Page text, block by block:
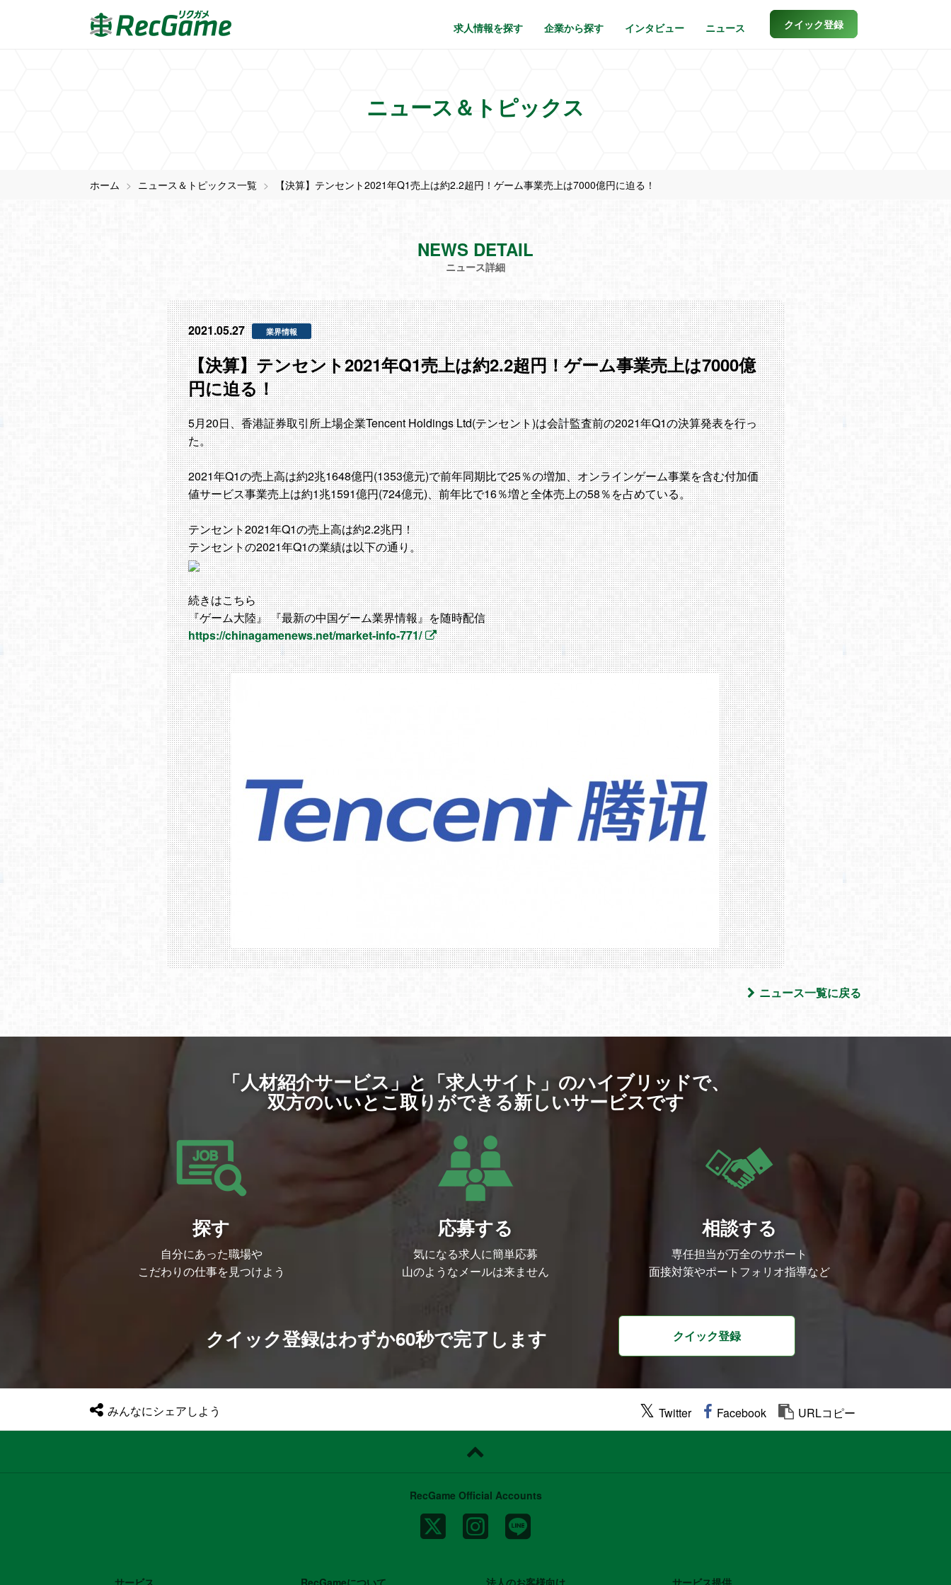
求人情報を探す 企業から探す インタビュー ニュース クイック登録
ニュース＆トピックス
ホーム ニュース＆トピックス一覧 【決算】テンセント2021年Q1売上は約2.2超円！ゲーム事業売上は7000億円に迫る！
NEWS DETAIL
ニュース詳細
2021.05.27 業界情報
【決算】テンセント2021年Q1売上は約2.2超円！ゲーム事業売上は7000億
円に迫る！
5月20日、香港証券取引所上場企業Tencent Holdings Ltd(テンセント)は会計監査前の2021年Q1の決算発表を行っ
た。
2021年Q1の売上高は約2兆1648億円(1353億元)で前年同期比で25％の増加、オンラインゲーム事業を含む付加価
値サービス事業売上は約1兆1591億円(724億元)、前年比で16％増と全体売上の58％を占めている。
テンセント2021年Q1の売上高は約2.2兆円！
テンセントの2021年Q1の業績は以下の通り。
続きはこちら
『ゲーム大陸』 『最新の中国ゲーム業界情報』を随時配信
https://chinagamenews.net/market-info-771/
ニュース一覧に戻る
「人材紹介サービス」と「求人サイト」のハイブリッドで、
双方のいいとこ取りができる新しいサービスです
探す
自分にあった職場や
こだわりの仕事を見つけよう
応募する
気になる求人に簡単応募
山のようなメールは来ません
相談する
専任担当が万全のサポート
面接対策やポートフォリオ指導など
クイック登録はわずか60秒で完了します クイック登録
みんなにシェアしよう Twitter Facebook URLコピー
RecGame Official Accounts